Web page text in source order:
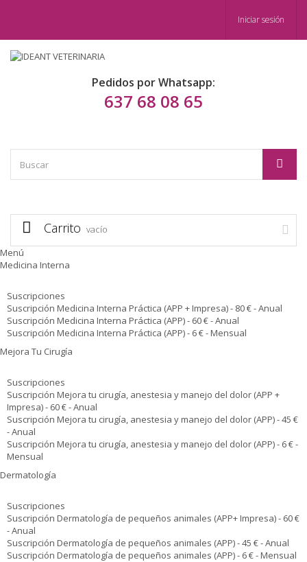
Iniciar sesión
Pedidos por Whatsapp:
637 68 08 65
Carrito vacío
Menú
Medicina Interna
Suscripciones
Suscripción Medicina Interna Práctica (APP + Impresa) - 80 € - Anual
Suscripción Medicina Interna Práctica (APP) - 60 € - Anual
Suscripción Medicina Interna Práctica (APP) - 6 € - Mensual
Mejora Tu Cirugía
Suscripciones
Suscripción Mejora tu cirugía, anestesia y manejo del dolor (APP +
Impresa) - 60 € - Anual
Suscripción Mejora tu cirugía, anestesia y manejo del dolor (APP) - 45 €
- Anual
Suscripción Mejora tu cirugía, anestesia y manejo del dolor (APP) - 6 € -
Mensual
Dermatología
Suscripciones
Suscripción Dermatología de pequeños animales (APP+ Impresa) - 60 €
- Anual
Suscripción Dermatología de pequeños animales (APP) - 45 € - Anual
Suscripción Dermatología de pequeños animales (APP) - 6 € - Mensual